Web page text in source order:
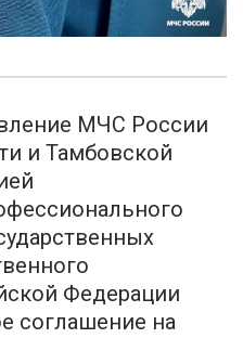
МЧС России
и Тамбовской
Федерации
соглашение на